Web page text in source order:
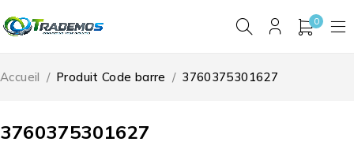
0
3760375301627
Accueil / Produit Code barre / 3760375301627